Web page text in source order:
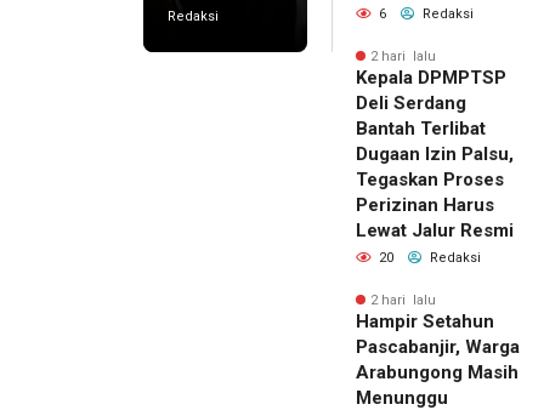
Redaksi
6 Redaksi
2 hari lalu
Kepala DPMPTSP
Deli Serdang
Bantah Terlibat
Dugaan Izin Palsu,
Tegaskan Proses
Perizinan Harus
Lewat Jalur Resmi
20 Redaksi
2 hari lalu
Hampir Setahun
Pascabanjir, Warga
Arabungong Masih
Menunggu